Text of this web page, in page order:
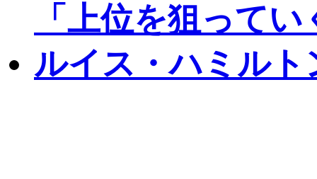
「上位を狙ってい
ルイス・ハミルト